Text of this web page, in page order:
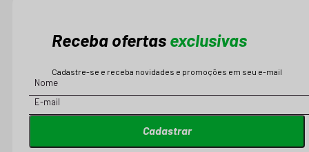
Receba ofertas exclusivas
Cadastre-se e receba novidades e promoções em seu e-mail
Cadastrar